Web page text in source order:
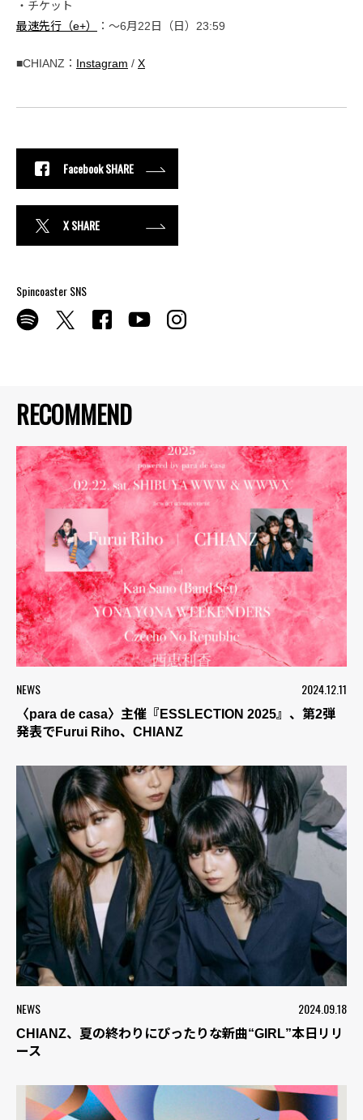
RECOMMEND
NEWS 2024.12.11
〈para de casa〉主催『ESSLECTION 2025』、第2弾
発表でFurui Riho、CHIANZ
NEWS 2024.09.18
CHIANZ、夏の終わりにぴったりな新曲“GIRL”本日リリ
ース
・チケット
最速先行（e+）
：～6月22日（日）23:59
■CHIANZ： Instagram / X
Facebook SHARE
X SHARE
Spincoaster SNS